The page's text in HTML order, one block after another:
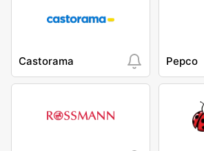
Castorama Pepco